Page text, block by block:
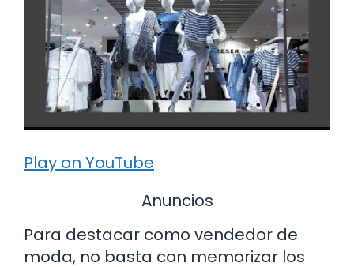
Play on YouTube
Anuncios
Para destacar como vendedor de
moda, no basta con memorizar los